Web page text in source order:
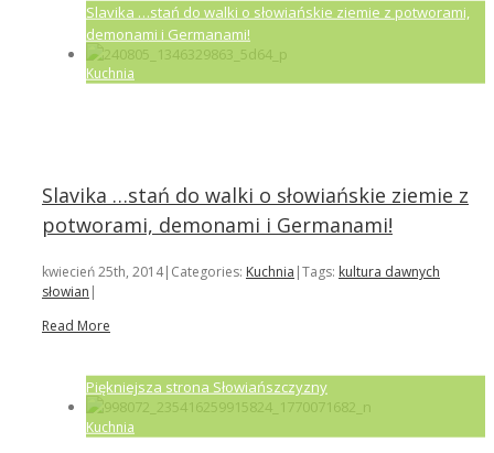
Slavika …stań do walki o słowiańskie ziemie z potworami,
demonami i Germanami!
Kuchnia
Slavika …stań do walki o słowiańskie ziemie z
potworami, demonami i Germanami!
kwiecień 25th, 2014| Categories: Kuchnia |Tags: kultura dawnych
słowian |
Read More
Piękniejsza strona Słowiańszczyzny
Kuchnia